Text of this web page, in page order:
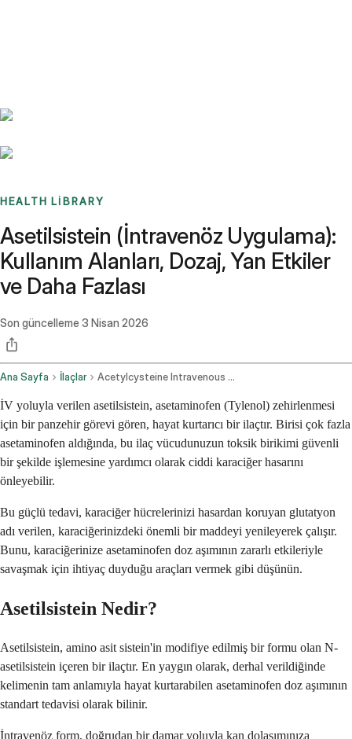
HEALTH LIBRARY
Asetilsistein (İntravenöz Uygulama):
Kullanım Alanları, Dozaj, Yan Etkiler
ve Daha Fazlası
Son güncelleme 3 Nisan 2026
Ana Sayfa İlaçlar Acetylcysteine Intravenous Route
İV yoluyla verilen asetilsistein, asetaminofen (Tylenol) zehirlenmesi
için bir panzehir görevi gören, hayat kurtarıcı bir ilaçtır. Birisi çok fazla
asetaminofen aldığında, bu ilaç vücudunuzun toksik birikimi güvenli
bir şekilde işlemesine yardımcı olarak ciddi karaciğer hasarını
önleyebilir.
Bu güçlü tedavi, karaciğer hücrelerinizi hasardan koruyan glutatyon
adı verilen, karaciğerinizdeki önemli bir maddeyi yenileyerek çalışır.
Bunu, karaciğerinize asetaminofen doz aşımının zararlı etkileriyle
savaşmak için ihtiyaç duyduğu araçları vermek gibi düşünün.
Asetilsistein Nedir?
Asetilsistein, amino asit sistein'in modifiye edilmiş bir formu olan N-
asetilsistein içeren bir ilaçtır. En yaygın olarak, derhal verildiğinde
kelimenin tam anlamıyla hayat kurtarabilen asetaminofen doz aşımının
standart tedavisi olarak bilinir.
İntravenöz form, doğrudan bir damar yoluyla kan dolaşımınıza